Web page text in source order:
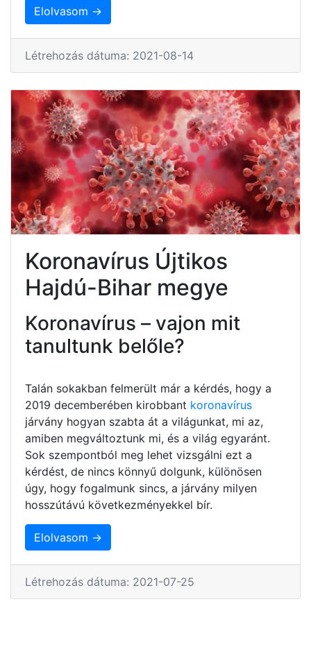
Elolvasom →
Létrehozás dátuma: 2021-08-14
Koronavírus Újtikos
Hajdú-Bihar megye
Koronavírus – vajon mit
tanultunk belőle?
Talán sokakban felmerült már a kérdés, hogy a
2019 decemberében kirobbant koronavírus
járvány hogyan szabta át a világunkat, mi az,
amiben megváltoztunk mi, és a világ egyaránt.
Sok szempontból meg lehet vizsgálni ezt a
kérdést, de nincs könnyű dolgunk, különösen
úgy, hogy fogalmunk sincs, a járvány milyen
hosszútávú következményekkel bír.
Elolvasom →
Létrehozás dátuma: 2021-07-25